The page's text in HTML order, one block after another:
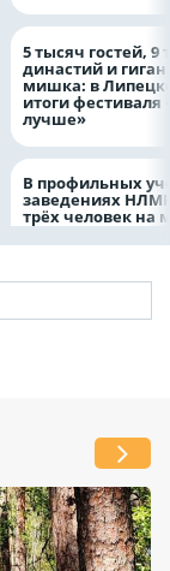
5 тысяч гостей, 9
династий и
мишка: в
итоги фестиваля
лучше»
В профильных
заведениях
трёх человек на